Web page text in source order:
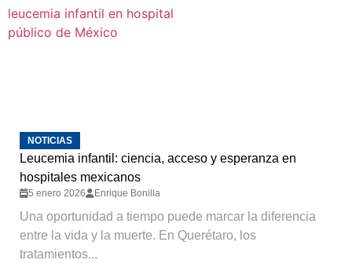
NOTICIAS
Leucemia infantil: ciencia, acceso y esperanza en
hospitales mexicanos
5 enero 2026 Enrique Bonilla
Una oportunidad a tiempo puede marcar la diferencia
entre la vida y la muerte. En Querétaro, los
tratamientos...